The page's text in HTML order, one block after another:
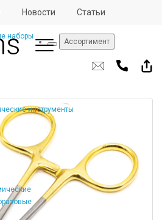
Новости Статьи
Ассортимент
наборы
инструменты